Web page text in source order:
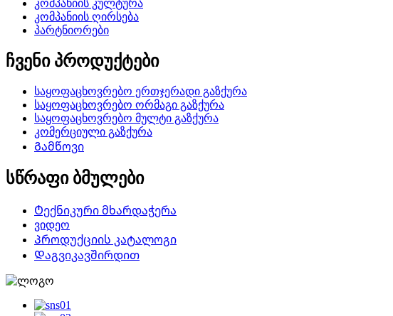
კომპანიის კულტურა
კომპანიის ღირსება
პარტნიორები
ჩვენი პროდუქტები
საყოფაცხოვრებო ერთჯერადი გაზქურა
საყოფაცხოვრებო ორმაგი გაზქურა
საყოფაცხოვრებო მულტი გაზქურა
კომერციული გაზქურა
Გამწოვი
სწრაფი ბმულები
Ტექნიკური მხარდაჭერა
ვიდეო
Პროდუქციის კატალოგი
Დაგვიკავშირდით